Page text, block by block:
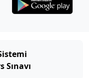
Sınavı